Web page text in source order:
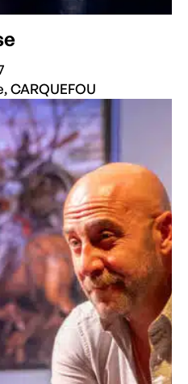
CARQUEFOU